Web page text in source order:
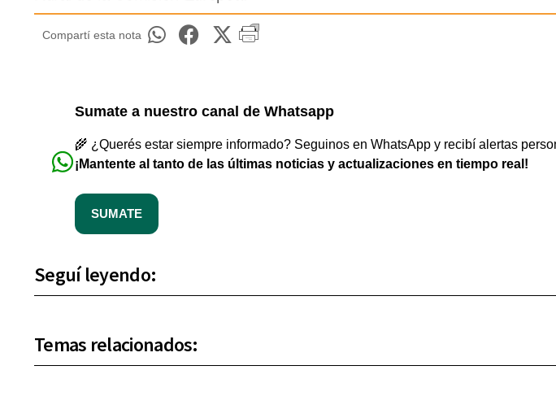
Compartí esta nota
Sumate a nuestro canal de Whatsapp
🌾 ¿Querés estar siempre informado? Seguinos en WhatsApp y recibí alertas
¡Mantente al tanto de las últimas noticias y actualizaciones en tiempo real!
SUMATE
Seguí leyendo:
Temas relacionados: